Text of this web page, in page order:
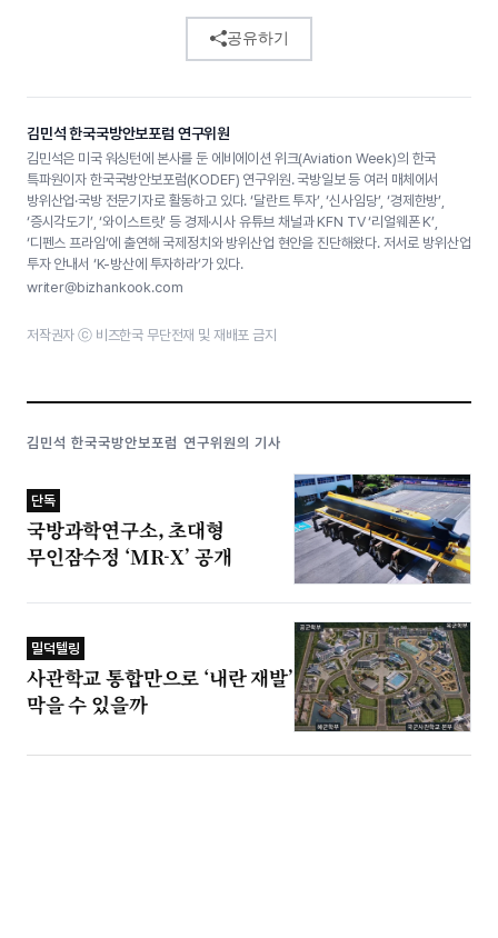
공유하기
김민석 한국국방안보포럼 연구위원
김민석은 미국 워싱턴에 본사를 둔 에비에이션 위크(Aviation Week)의 한국
특파원이자 한국국방안보포럼(KODEF) 연구위원. 국방일보 등 여러 매체에서
방위산업·국방 전문기자로 활동하고 있다. ‘달란트 투자’, ‘신사임당’, ‘경제한방’,
‘증시각도기’, ‘와이스트릿’ 등 경제·시사 유튜브 채널과 KFN TV ‘리얼웨폰 K’,
‘디펜스 프라임’에 출연해 국제정치와 방위산업 현안을 진단해왔다. 저서로 방위산업
투자 안내서 ‘K-방산에 투자하라’가 있다.
writer@bizhankook.com
저작권자 ⓒ 비즈한국 무단전재 및 재배포 금지
김민석 한국국방안보포럼 연구위원의 기사
단독
국방과학연구소, 초대형
무인잠수정 ‘MR-X’ 공개
밀덕텔링
사관학교 통합만으로 ‘내란 재발’
막을 수 있을까